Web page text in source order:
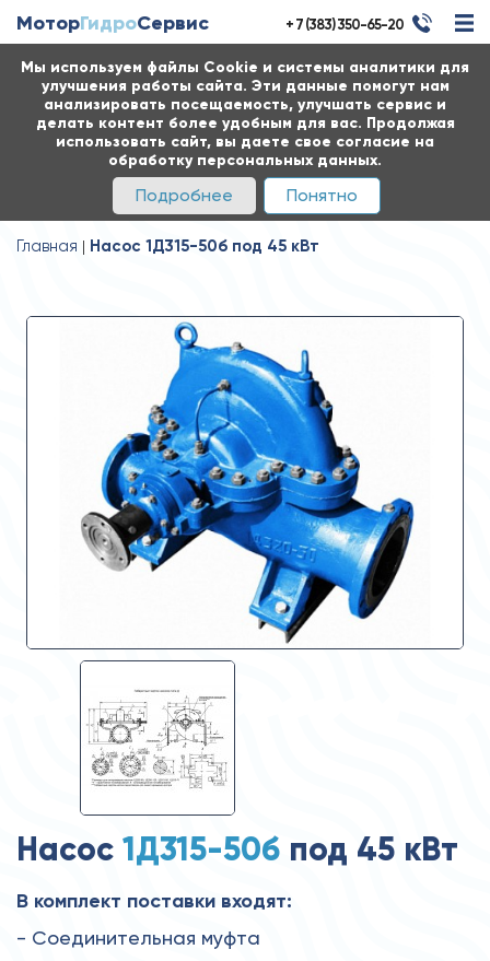
Мы используем файлы Cookie и системы аналитики для
улучшения работы сайта. Эти данные помогут нам
анализировать посещаемость, улучшать сервис и
делать контент более удобным для вас. Продолжая
использовать сайт, вы даете свое согласие на
обработку персональных данных.
Подробнее Понятно
МоторГидроСервис + 7 (383) 350-65-20
Главная Насос 1Д315-50б под 45 кВт
Насос 1Д315-50б под 45 кВт
В комплект поставки входят:
- Соединительная муфта